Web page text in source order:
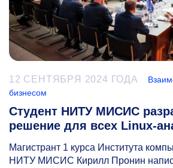
12 СЕНТЯБРЯ 2024 ГОДА
бизнесом
Студент НИТУ МИСИС
решение для всех Linux-
Магистрант 1 курса Института
НИТУ МИСИС Кирилл Пронин